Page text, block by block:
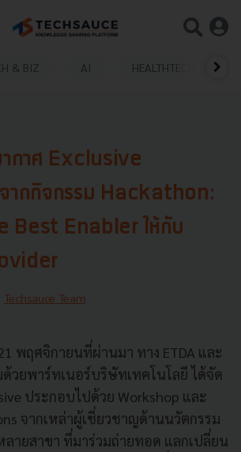
& BIZ AI HEALTHTECH
ากาศ Exclusive
ากกิจกรรม Hackathon:
Best Enabler ให้กับ
Techsauce Team
พฤศจิกายนที่ผ่านมา ทาง ETDA และ
วยพาร์ทเนอร์บริษัทเทคโนโลยี ได้จัด
ประกอบไปด้วย Workshop และ
จากเหล่าผู้เชี่ยวชาญด้านนวัตกรรม
ลายสาขา ที่มาร่วมถ่ายทอด แลกเปลี่ยน